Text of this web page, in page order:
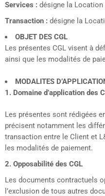
Services : désigne la
Transaction : désigne la
OBJET DES CGL
Les présentes CGL visent à
ainsi que les modalités de
MODALITES
1. Domaine d’application des
Les présentes sont rédigées
précisent notamment les
transaction entre le Client et
les modalités de paiement.
2. Opposabilité des CGL
Les documents contractuels
l’exclusion de tous autres